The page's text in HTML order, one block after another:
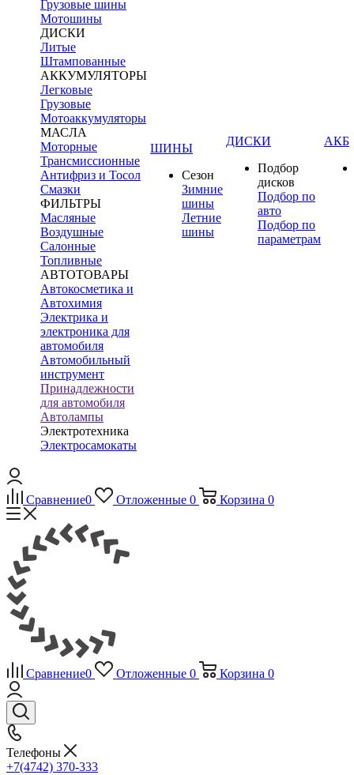
Грузовые шины
Мотошины
ДИСКИ
Литые
Штампованные
АККУМУЛЯТОРЫ
Легковые
Грузовые
Мотоаккумуляторы
МАСЛА
Моторные
Трансмиссионные
Антифриз и Тосол
Смазки
ФИЛЬТРЫ
Масляные
Воздушные
Салонные
Топливные
АВТОТОВАРЫ
Автокосметика и
Автохимия
Электрика и
электроника для
автомобиля
Автомобильный
инструмент
Принадлежности
для автомобиля
Автолампы
Электротехника
Электросамокаты
ШИНЫ
Сезон
Зимние
шины
Летние
шины
ДИСКИ
Подбор
дисков
Подбор по
авто
Подбор по
параметрам
АКБ
Сравнение0 Отложенные 0 Корзина 0
Сравнение0 Отложенные 0 Корзина 0
Телефоны
+7(4742) 370-333